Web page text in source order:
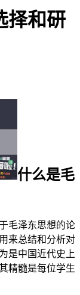
择和研
什么是毛
毛泽东思想的论
来总结和分析对
是中国近代史上
精髓是每位学生